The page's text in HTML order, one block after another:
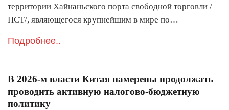
территории Хайнаньского порта свободной торговли /
ПСТ/, являющегося крупнейшим в мире по…
Подробнее..
В 2026-м власти Китая намерены продолжать
проводить активную налогово-бюджетную
политику